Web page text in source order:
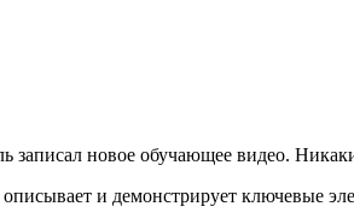
записал новое обучающее видео.
и демонстрирует ключевые